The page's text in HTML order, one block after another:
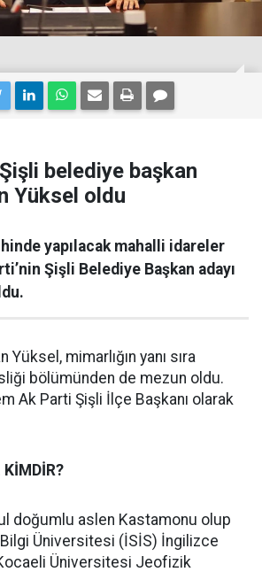
belediye başkan
Yüksel oldu
yapılacak mahalli idareler
Şişli Belediye Başkan adayı
Yüksel, mimarlığın yanı sıra
bölümünden de mezun oldu.
Ak Parti Şişli İlçe Başkanı olarak
KİMDİR?
doğumlu aslen Kastamonu olup
Üniversitesi (İSİS) İngilizce
Üniversitesi Jeofizik